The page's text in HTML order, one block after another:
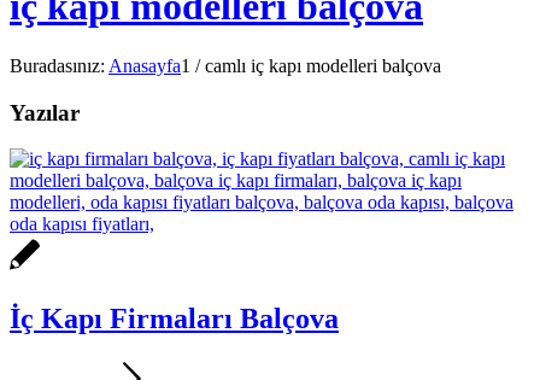
Buradasınız: Anasayfa1 / camlı iç kapı modelleri balçova
Yazılar
İç Kapı Firmaları Balçova